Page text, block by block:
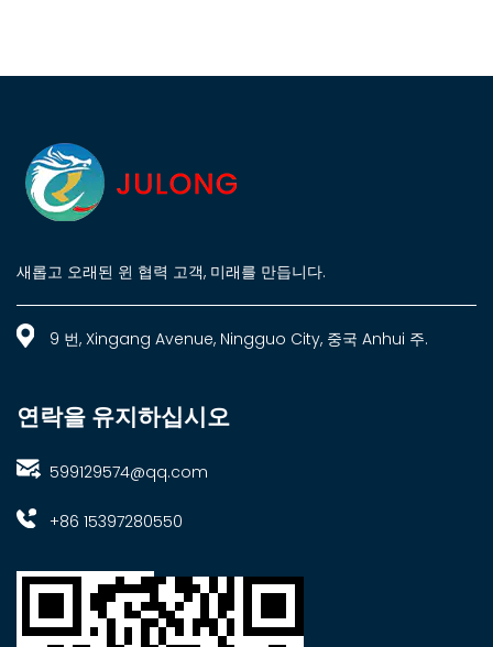
새롭고 오래된 윈 협력 고객, 미래를 만듭니다.
9 번, Xingang Avenue, Ningguo City, 중국 Anhui 주.
연락을 유지하십시오
599129574@qq.com
+86 15397280550